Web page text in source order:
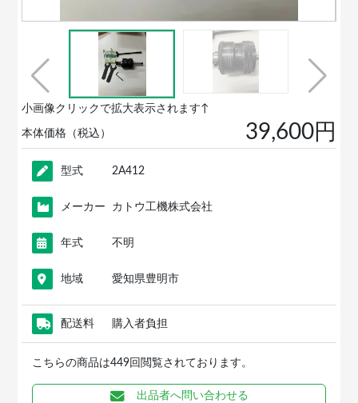
小画像クリックで拡大表示されます↑
本体価格（税込） 39,600円
型式 2A412
メーカー カトウ工機株式会社
年式 不明
地域 愛知県豊明市
配送料 購入者負担
こちらの商品は449回閲覧されております。
出品者へ問い合わせる